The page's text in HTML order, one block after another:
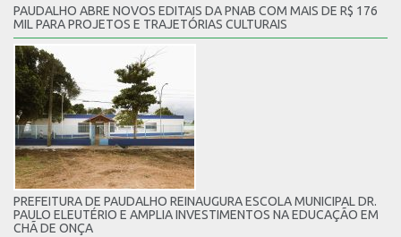
PAUDALHO ABRE NOVOS EDITAIS DA PNAB COM MAIS DE R$ 176
MIL PARA PROJETOS E TRAJETÓRIAS CULTURAIS
PREFEITURA DE PAUDALHO REINAUGURA ESCOLA MUNICIPAL DR.
PAULO ELEUTÉRIO E AMPLIA INVESTIMENTOS NA EDUCAÇÃO EM
CHÃ DE ONÇA